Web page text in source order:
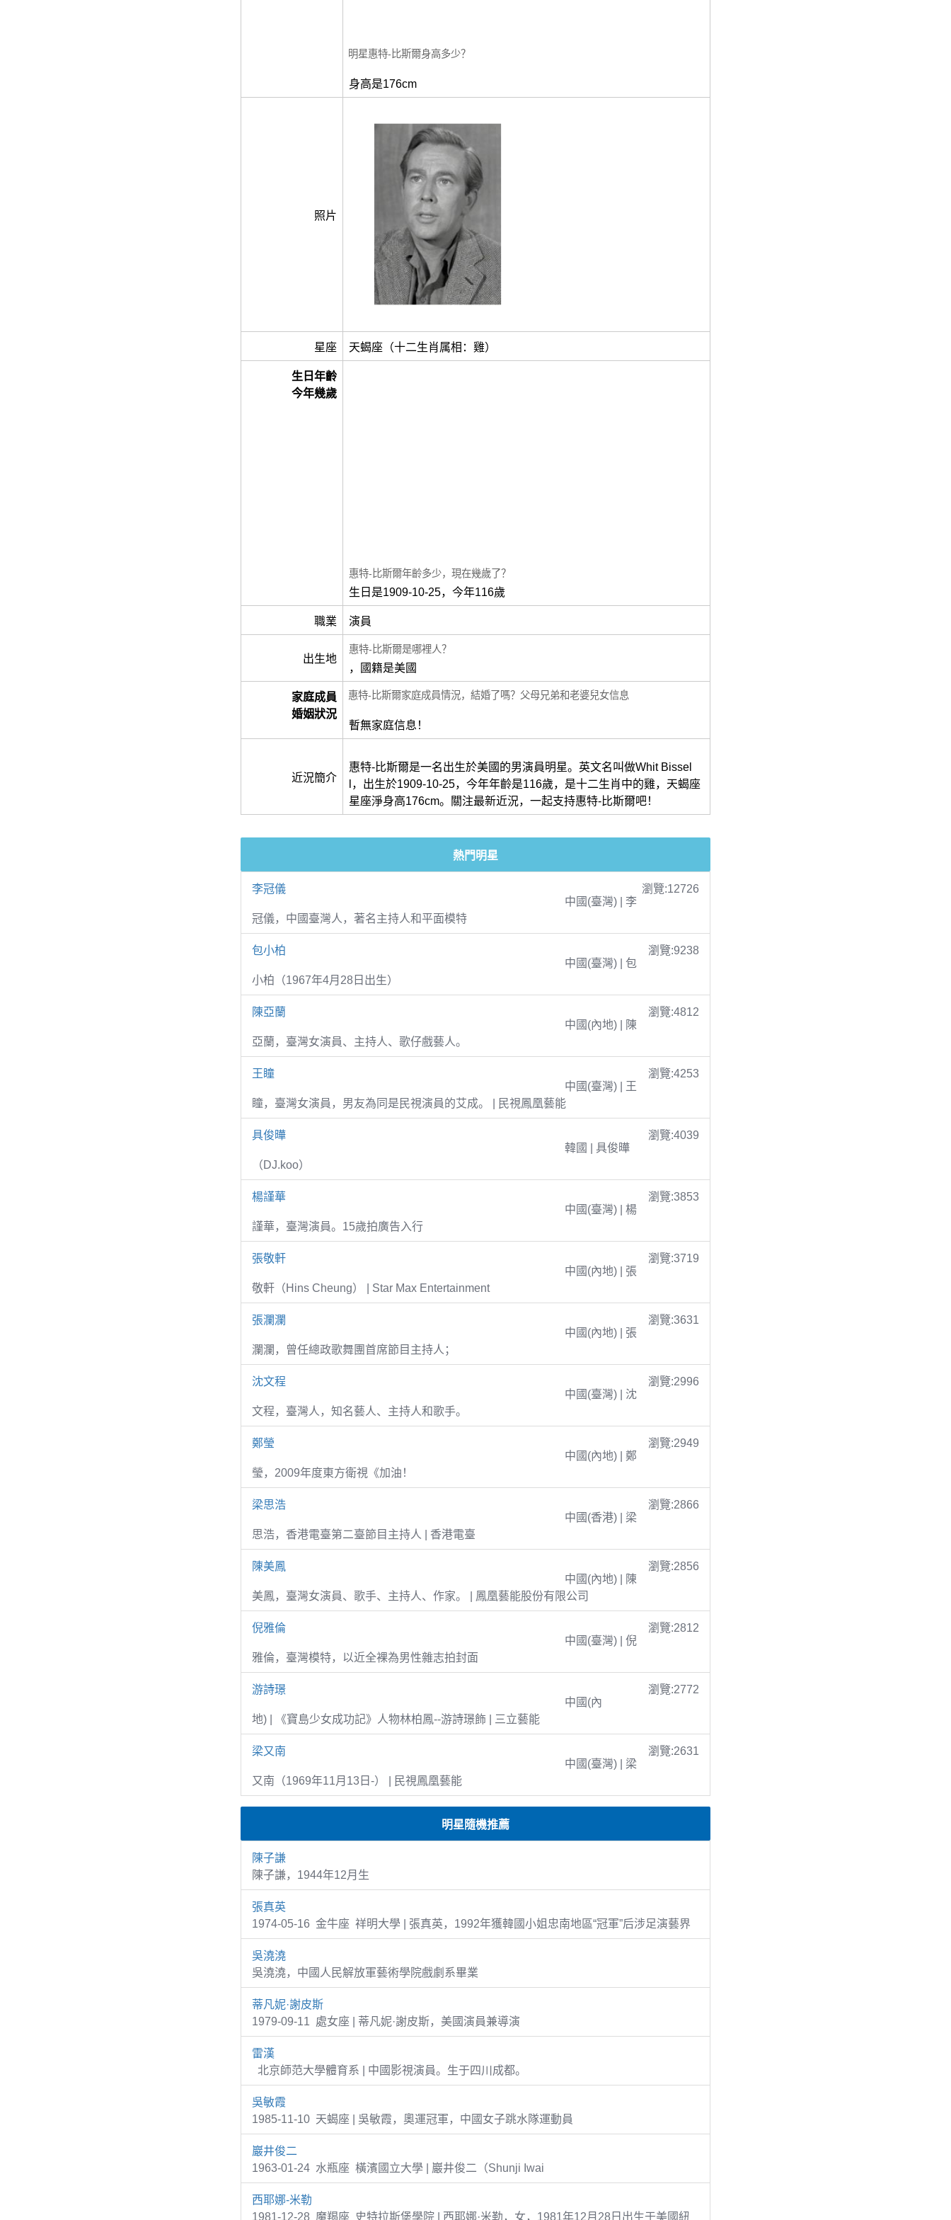
明星惠特-比斯爾身高多少？
身高是176cm
照片
星座 天蝎座（十二生肖属相：雞）
生日年齡
今年幾歲
惠特-比斯爾年齡多少，現在幾歲了？
生日是1909-10-25，今年116歲
職業 演員
出生地
惠特-比斯爾是哪裡人？
，國籍是美國
家庭成員
婚姻狀況
惠特-比斯爾家庭成員情況，結婚了嗎？父母兄弟和老婆兒女信息
暫無家庭信息！
近況簡介
惠特-比斯爾是一名出生於美國的男演員明星。英文名叫做Whit Bissel
l，出生於1909-10-25，今年年齡是116歲，是十二生肖中的雞，天蝎座
星座淨身高176cm。關注最新近況，一起支持惠特-比斯爾吧！
熱門明星
李冠儀
瀏覽:12726
中國(臺灣) | 李
冠儀，中國臺灣人，著名主持人和平面模特
包小柏
瀏覽:9238
中國(臺灣) | 包
小柏（1967年4月28日出生）
陳亞蘭
瀏覽:4812
中國(內地) | 陳
亞蘭，臺灣女演員、主持人、歌仔戲藝人。
王瞳
瀏覽:4253
中國(臺灣) | 王
瞳，臺灣女演員，男友為同是民視演員的艾成。 | 民視鳳凰藝能
具俊曄
瀏覽:4039
韓國 | 具俊曄
（DJ.koo）
楊謹華
瀏覽:3853
中國(臺灣) | 楊
謹華，臺灣演員。15歲拍廣告入行
張敬軒
瀏覽:3719
中國(內地) | 張
敬軒（Hins Cheung） | Star Max Entertainment
張瀾瀾
瀏覽:3631
中國(內地) | 張
瀾瀾，曾任總政歌舞團首席節目主持人；
沈文程
瀏覽:2996
中國(臺灣) | 沈
文程，臺灣人，知名藝人、主持人和歌手。
鄭瑩
瀏覽:2949
中國(內地) | 鄭
瑩，2009年度東方衛視《加油！
梁思浩
瀏覽:2866
中國(香港) | 梁
思浩，香港電臺第二臺節目主持人 | 香港電臺
陳美鳳
瀏覽:2856
中國(內地) | 陳
美鳳，臺灣女演員、歌手、主持人、作家。 | 鳳凰藝能股份有限公司
倪雅倫
瀏覽:2812
中國(臺灣) | 倪
雅倫，臺灣模特，以近全裸為男性雜志拍封面
游詩璟
瀏覽:2772
中國(內
地) | 《寶島少女成功記》人物林柏鳳--游詩璟飾 | 三立藝能
梁又南
瀏覽:2631
中國(臺灣) | 梁
又南（1969年11月13日-） | 民視鳳凰藝能
明星隨機推薦
陳子謙
陳子謙，1944年12月生
張真英
1974-05-16 金牛座 祥明大學 | 張真英，1992年獲韓國小姐忠南地區“冠軍”后涉足演藝界
吳澆澆
吳澆澆，中國人民解放軍藝術學院戲劇系畢業
蒂凡妮·謝皮斯
1979-09-11 處女座 | 蒂凡妮·謝皮斯，美國演員兼導演
雷漢
北京師范大學體育系 | 中國影視演員。生于四川成都。
吳敏霞
1985-11-10 天蝎座 | 吳敏霞，奧運冠軍，中國女子跳水隊運動員
巖井俊二
1963-01-24 水瓶座 橫濱國立大學 | 巖井俊二（Shunji Iwai
西耶娜-米勒
1981-12-28 魔羯座 史特拉斯堡學院 | 西耶娜·米勒，女，1981年12月28日出生于美國紐